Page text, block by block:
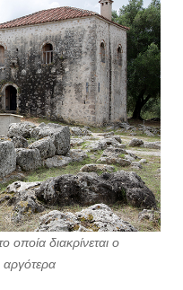
οποία διακρίνεται ο
αργότερα